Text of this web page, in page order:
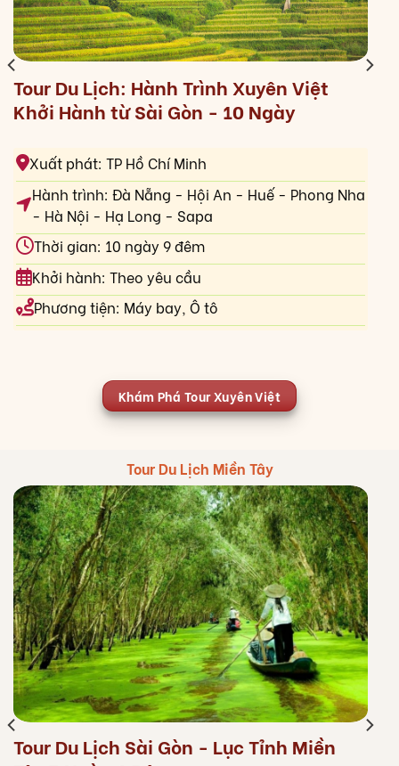
Tour Du Lịch: Hành Trình Xuyên Việt
Khởi Hành từ Sài Gòn - 10 Ngày
Xuất phát: TP Hồ Chí Minh
Hành trình: Đà Nẵng - Hội An - Huế - Phong Nha
- Hà Nội - Hạ Long - Sapa
Thời gian: 10 ngày 9 đêm
Khởi hành: Theo yêu cầu
Phương tiện: Máy bay, Ô tô
Khám Phá Tour Xuyên Việt
Tour Du Lịch Miền Tây
Tour Du Lịch Sài Gòn - Lục Tỉnh Miền